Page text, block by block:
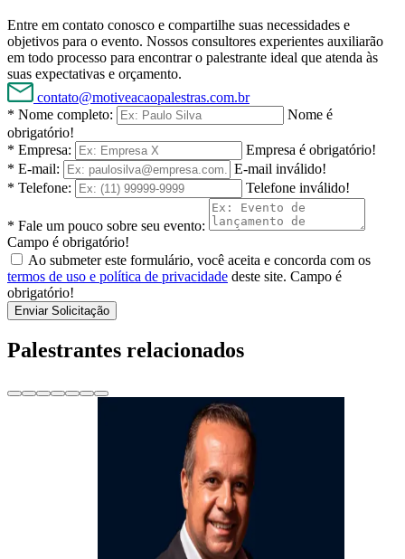
Entre em contato conosco e compartilhe suas necessidades e
objetivos para o evento. Nossos consultores experientes auxiliarão
em todo processo para encontrar o palestrante ideal que atenda às
suas expectativas e orçamento.
contato@motiveacaopalestras.com.br
* Nome completo:
Nome é
obrigatório!
* Empresa:
Empresa é obrigatório!
* E-mail:
E-mail inválido!
* Telefone:
Telefone inválido!
* Fale um pouco sobre seu evento:
Campo é obrigatório!
Ao submeter este formulário, você aceita e concorda com os
termos de uso e política de privacidade deste site. Campo é
obrigatório!
Enviar Solicitação
Palestrantes relacionados